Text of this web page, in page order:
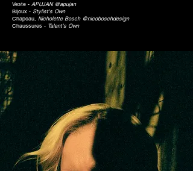
Veste - APUJAN @apujan
Bijoux - Stylist's Own
Chapeau, Nicholette Bosch @nicoboschdesign
Chaussures - Talent's Own